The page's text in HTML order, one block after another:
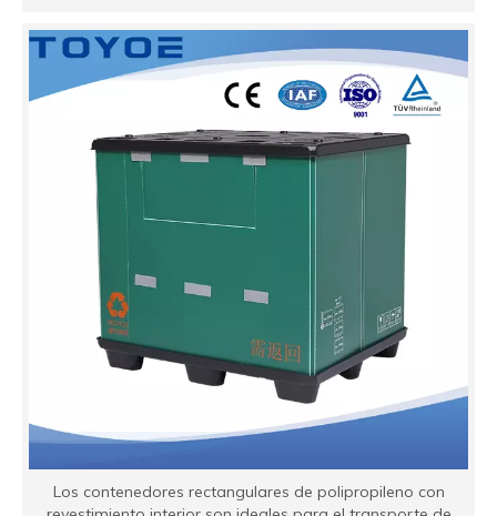
Los contenedores rectangulares de polipropileno con